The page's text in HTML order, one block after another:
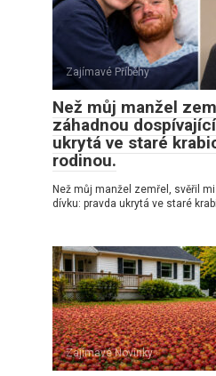
Zajímavé Příběhy
Než můj manžel
záhadnou
ukrytá ve staré
rodinou.
Než můj manžel zemřel, svěřil
dívku: pravda ukrytá ve staré
Zajímavé Novinky